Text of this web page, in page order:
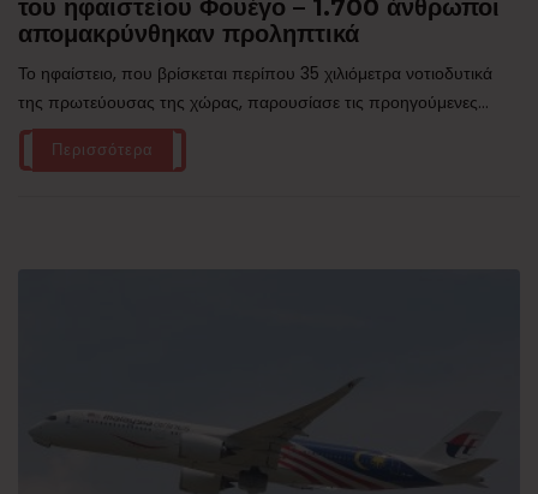
του ηφαιστείου Φουέγο – 1.700 άνθρωποι
απομακρύνθηκαν προληπτικά
Το ηφαίστειο, που βρίσκεται περίπου 35 χιλιόμετρα νοτιοδυτικά
της πρωτεύουσας της χώρας, παρουσίασε τις προηγούμενες...
Περισσότερα